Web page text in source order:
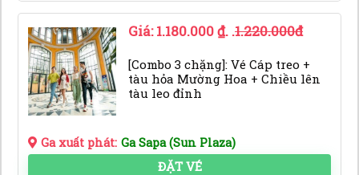
Giá:1.180.000₫. .1.220.000đ
[Combo 3 chặng]: Vé Cáp treo +
tàu hỏa Mường Hoa + Chiều lên
tàu leo đỉnh
Ga xuất phát: Ga Sapa (Sun Plaza)
ĐẶT VÉ